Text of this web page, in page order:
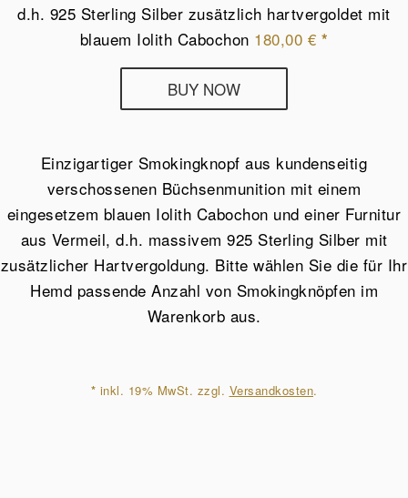
d.h. 925 Sterling Silber zusätzlich hartvergoldet mit
blauem Iolith Cabochon 180,00 € *
Revier
einer
verschossenen
Patronenhülse
Menge
BUY NOW
Einzigartiger Smokingknopf aus kundenseitig
verschossenen Büchsenmunition mit einem
eingesetzem blauen Iolith Cabochon und einer Furnitur
aus Vermeil, d.h. massivem 925 Sterling Silber mit
zusätzlicher Hartvergoldung. Bitte wählen Sie die für Ihr
Hemd passende Anzahl von Smokingknöpfen im
Warenkorb aus.
* inkl. 19% MwSt. zzgl. Versandkosten.